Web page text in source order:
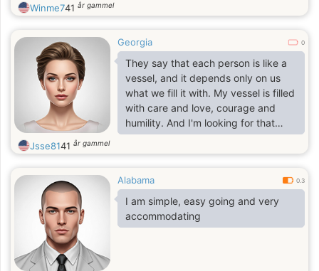
Winme741 år gammel
Georgia 0
They say that each person is like a
vessel, and it depends only on us
what we fill it with. My vessel is filled
with care and love, courage and
humility. And I'm looking for that
person to whom I can give my love
to.
Jsse8141 år gammel
Alabama 0.3
I am simple, easy going and very
accommodating